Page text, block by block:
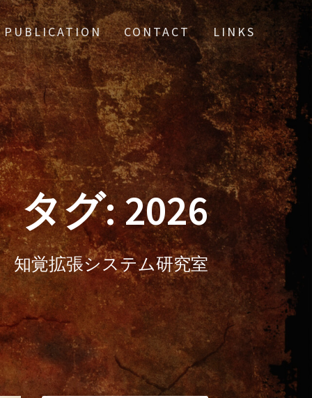
PUBLICATION CONTACT LINKS
タグ:2026
知覚拡張システム研究室